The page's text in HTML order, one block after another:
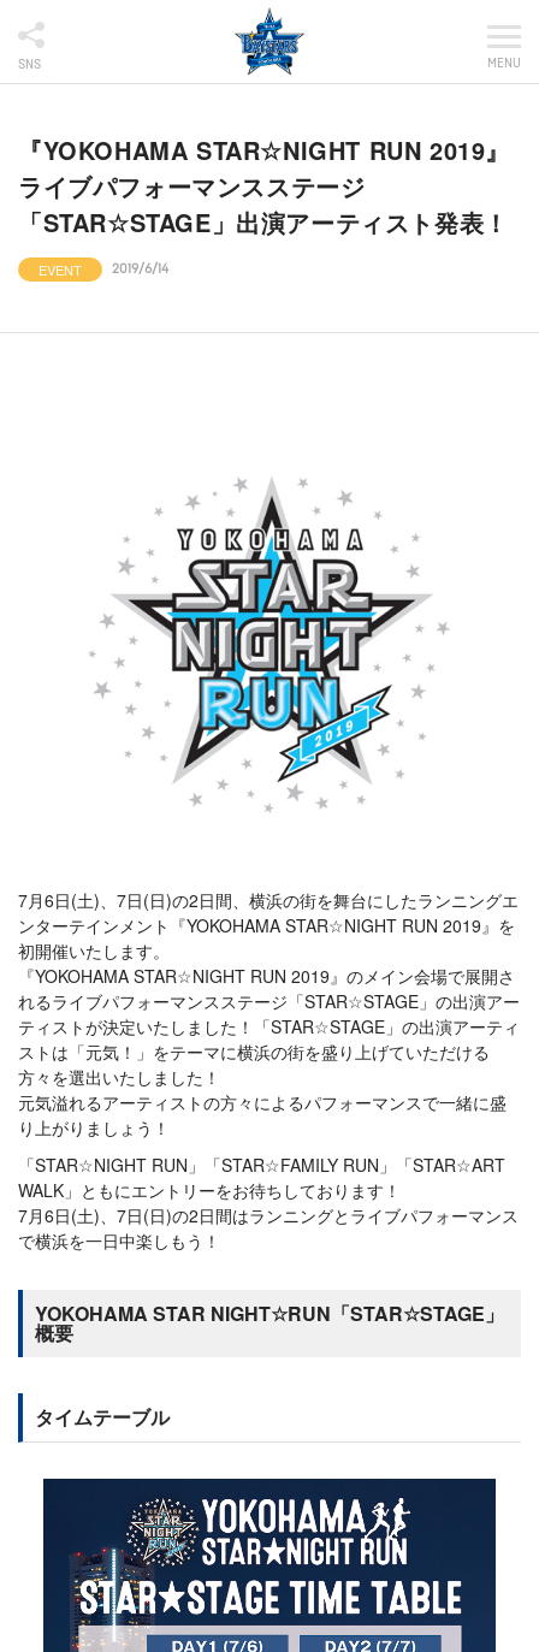
SNS MENU
『YOKOHAMA STAR☆NIGHT RUN 2019』
ライブパフォーマンスステージ
「STAR☆STAGE」出演アーティスト発表！
EVENT 2019/6/14
7月6日(土)、7日(日)の2日間、横浜の街を舞台にしたランニングエ
ンターテインメント『YOKOHAMA STAR☆NIGHT RUN 2019』を
初開催いたします。
『YOKOHAMA STAR☆NIGHT RUN 2019』のメイン会場で展開さ
れるライブパフォーマンスステージ「STAR☆STAGE」の出演アー
ティストが決定いたしました！「STAR☆STAGE」の出演アーティ
ストは「元気！」をテーマに横浜の街を盛り上げていただける
方々を選出いたしました！
元気溢れるアーティストの方々によるパフォーマンスで一緒に盛
り上がりましょう！
「STAR☆NIGHT RUN」「STAR☆FAMILY RUN」「STAR☆ART
WALK」ともにエントリーをお待ちしております！
7月6日(土)、7日(日)の2日間はランニングとライブパフォーマンス
で横浜を一日中楽しもう！
YOKOHAMA STAR NIGHT☆RUN「STAR☆STAGE」
概要
タイムテーブル